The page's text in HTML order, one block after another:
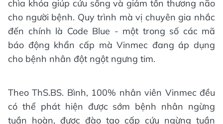
chìa khóa giúp cứu sống và giảm tổn thương não
cho người bệnh. Quy trình mà vị chuyên gia nhắc
đến chính là Code Blue - một trong số các mã
báo động khẩn cấp mà Vinmec đang áp dụng
cho bệnh nhân đột ngột ngưng tim.
Theo ThS.BS. Bình, 100% nhân viên Vinmec đều
có thể phát hiện được sớm bệnh nhân ngừng
tuần hoàn, được đào tạo cấp cứu ngừng tuần